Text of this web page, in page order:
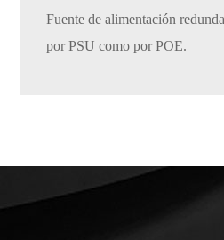
Fuente de alimentación
por PSU como por POE.